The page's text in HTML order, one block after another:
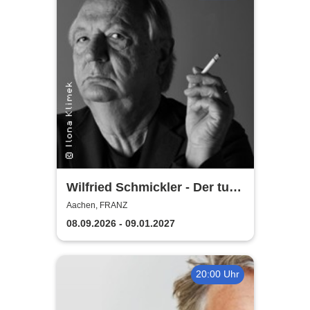
Wilfried Schmickler - Der tut's
noch
Aachen, FRANZ
08.09.2026 - 09.01.2027
20:00 Uhr